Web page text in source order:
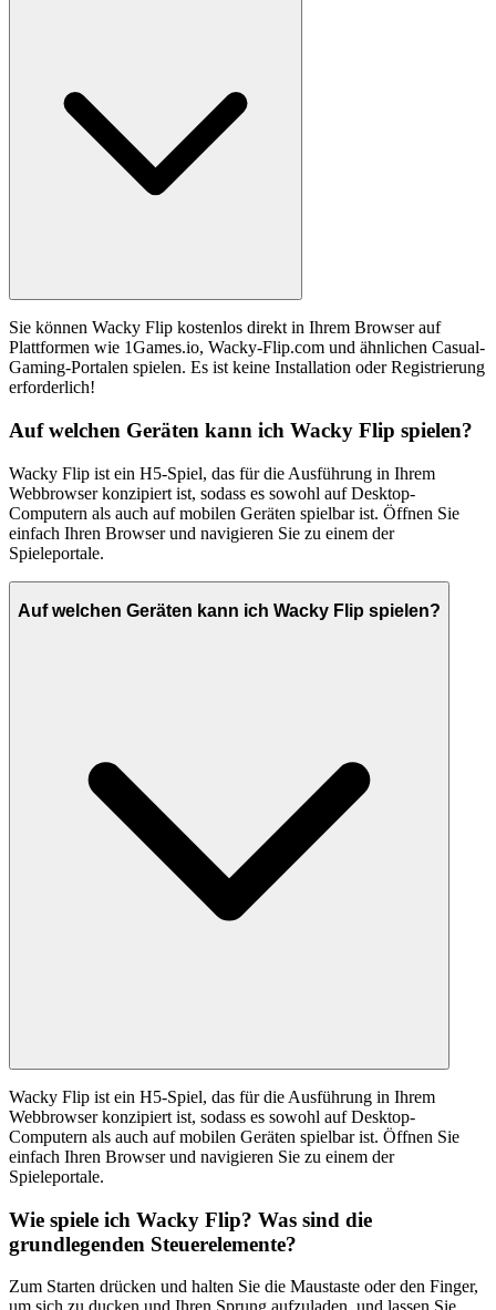
Sie können Wacky Flip kostenlos direkt in Ihrem Browser auf
Plattformen wie 1Games.io, Wacky-Flip.com und ähnlichen Casual-
Gaming-Portalen spielen. Es ist keine Installation oder Registrierung
erforderlich!
Auf welchen Geräten kann ich Wacky Flip spielen?
Wacky Flip ist ein H5-Spiel, das für die Ausführung in Ihrem
Webbrowser konzipiert ist, sodass es sowohl auf Desktop-
Computern als auch auf mobilen Geräten spielbar ist. Öffnen Sie
einfach Ihren Browser und navigieren Sie zu einem der
Spieleportale.
Auf welchen Geräten kann ich Wacky Flip spielen?
Wacky Flip ist ein H5-Spiel, das für die Ausführung in Ihrem
Webbrowser konzipiert ist, sodass es sowohl auf Desktop-
Computern als auch auf mobilen Geräten spielbar ist. Öffnen Sie
einfach Ihren Browser und navigieren Sie zu einem der
Spieleportale.
Wie spiele ich Wacky Flip? Was sind die
grundlegenden Steuerelemente?
Zum Starten drücken und halten Sie die Maustaste oder den Finger,